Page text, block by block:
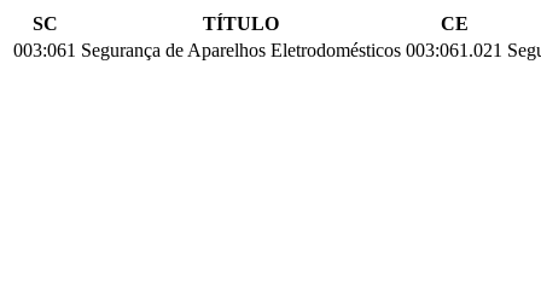
SC TÍTULO
CE
003:061 Segurança de Aparelhos Eletrodomésticos 003:061.021